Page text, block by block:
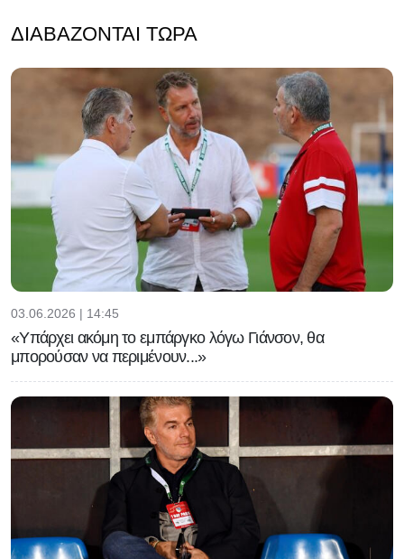
ΔΙΑΒΆΖΟΝΤΑΙ ΤΏΡΑ
03.06.2026 | 14:45
«Υπάρχει ακόμη το εμπάργκο λόγω Γιάνσον, θα
μπορούσαν να περιμένουν...»